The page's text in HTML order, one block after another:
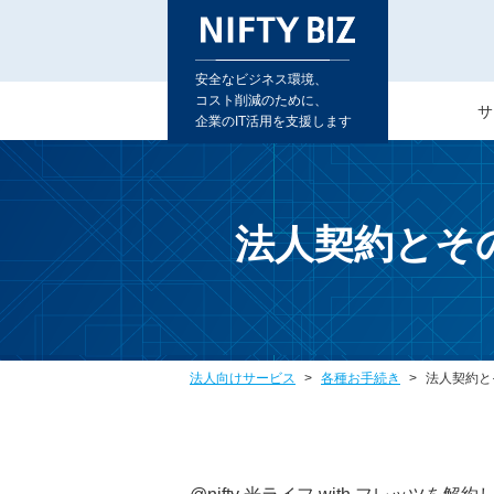
安全なビジネス環境、
コスト削減のために、
企業のIT活用を支援します
法人契約とそ
法人向けサービス 各種お手続き 法人契約